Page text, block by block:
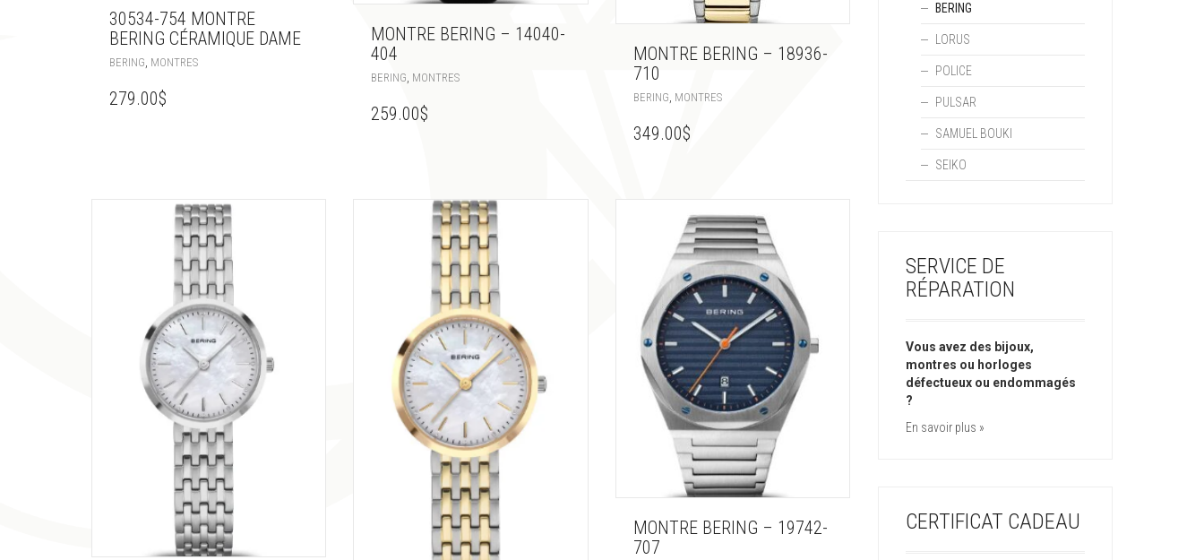
30534-754 MONTRE
BERING CÉRAMIQUE DAME
BERING, MONTRES
279.00$
MONTRE BERING – 14040-
404
BERING MONTRES
259.00$
MONTRE BERING – 18936-
710
BERING MONTRES
349.00$
MONTRE BERING – 19742-
707
BERING
LORUS
POLICE
PULSAR
SAMUEL BOUKI
SEIKO
SERVICE DE
RÉPARATION
Vous avez des bijoux,
montres ou horloges
défectueux ou endommagés
?
En savoir plus »
CERTIFICAT CADEAU